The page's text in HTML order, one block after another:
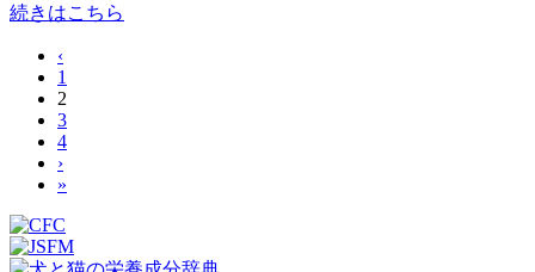
続きはこちら
‹
1
2
3
4
›
»